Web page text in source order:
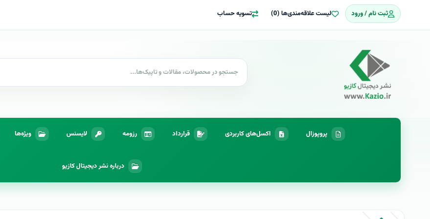
ثبت نام / ورود لیست علاقه‌مندی‌ها (0) تسویه حساب
پروپوزال اکسل‌های کاربردی قرارداد رزومه لایسنس ویژه‌ها
درباره نشر دیجیتال کازیو